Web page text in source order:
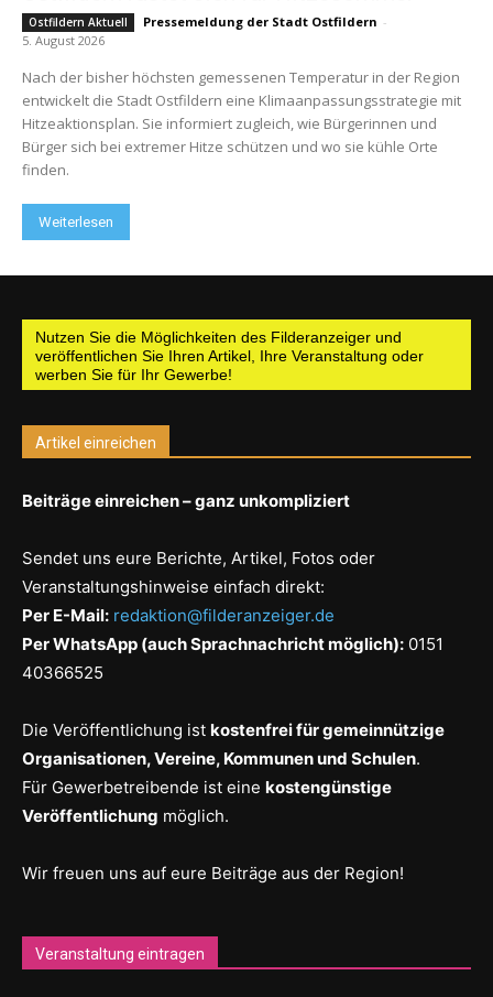
Ostfildern Aktuell Pressemeldung der Stadt Ostfildern -
5. August 2026
Nach der bisher höchsten gemessenen Temperatur in der Region
entwickelt die Stadt Ostfildern eine Klimaanpassungsstrategie mit
Hitzeaktionsplan. Sie informiert zugleich, wie Bürgerinnen und
Bürger sich bei extremer Hitze schützen und wo sie kühle Orte
finden.
Weiterlesen
Nutzen Sie die Möglichkeiten des Filderanzeiger und
veröffentlichen Sie Ihren Artikel, Ihre Veranstaltung oder
werben Sie für Ihr Gewerbe!
Artikel einreichen
Beiträge einreichen – ganz unkompliziert
Sendet uns eure Berichte, Artikel, Fotos oder
Veranstaltungshinweise einfach direkt:
Per E-Mail: redaktion@filderanzeiger.de
Per WhatsApp (auch Sprachnachricht möglich): 0151
40366525
Die Veröffentlichung ist kostenfrei für gemeinnützige
Organisationen, Vereine, Kommunen und Schulen.
Für Gewerbetreibende ist eine kostengünstige
Veröffentlichung möglich.
Wir freuen uns auf eure Beiträge aus der Region!
Veranstaltung eintragen